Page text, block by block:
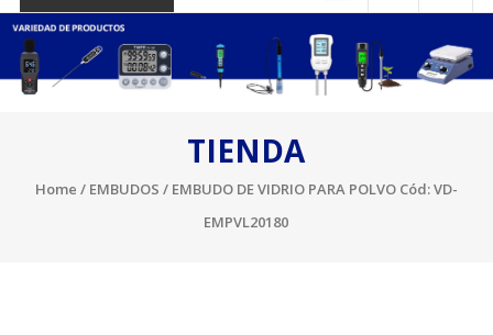
TIENDA
Home / EMBUDOS / EMBUDO DE VIDRIO PARA POLVO Cód: VD-
EMPVL20180